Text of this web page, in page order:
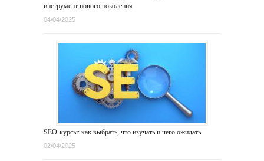
инструмент нового поколения
04/04/2025
SEO-курсы: как выбрать, что изучать и чего ожидать
02/04/2025